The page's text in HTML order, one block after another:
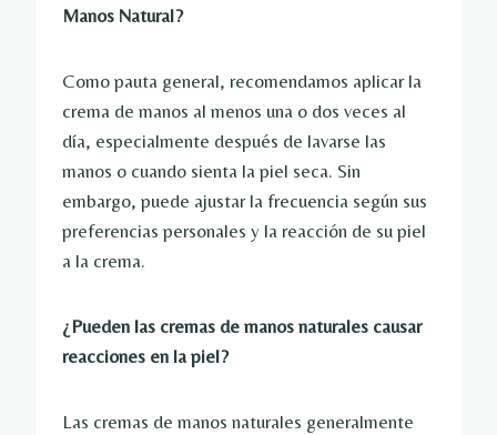
Manos Natural?
Como pauta general, recomendamos aplicar la
crema de manos al menos una o dos veces al
día, especialmente después de lavarse las
manos o cuando sienta la piel seca. Sin
embargo, puede ajustar la frecuencia según sus
preferencias personales y la reacción de su piel
a la crema.
¿Pueden las cremas de manos naturales causar
reacciones en la piel?
Las cremas de manos naturales generalmente